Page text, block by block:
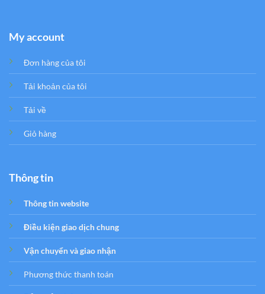
My account
Đơn hàng của tôi
Tải khoản của tôi
Tải về
Giỏ hàng
Thông tin
Thông tin website
Điều kiện giao dịch chung
Vận chuyển và giao nhận
Phương thức thanh toán